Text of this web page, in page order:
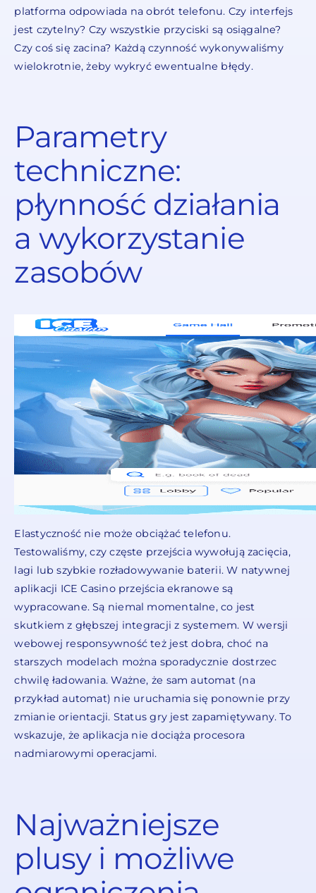
platforma odpowiada na obrót telefonu. Czy interfejs
jest czytelny? Czy wszystkie przyciski są osiągalne?
Czy coś się zacina? Każdą czynność wykonywaliśmy
wielokrotnie, żeby wykryć ewentualne błędy.
Parametry
techniczne:
płynność działania
a wykorzystanie
zasobów
Elastyczność nie może obciążać telefonu.
Testowaliśmy, czy częste przejścia wywołują zacięcia,
lagi lub szybkie rozładowywanie baterii. W natywnej
aplikacji ICE Casino przejścia ekranowe są
wypracowane. Są niemal momentalne, co jest
skutkiem z głębszej integracji z systemem. W wersji
webowej responsywność też jest dobra, choć na
starszych modelach można sporadycznie dostrzec
chwilę ładowania. Ważne, że sam automat (na
przykład automat) nie uruchamia się ponownie przy
zmianie orientacji. Status gry jest zapamiętywany. To
wskazuje, że aplikacja nie dociąża procesora
nadmiarowymi operacjami.
Najważniejsze
plusy i możliwe